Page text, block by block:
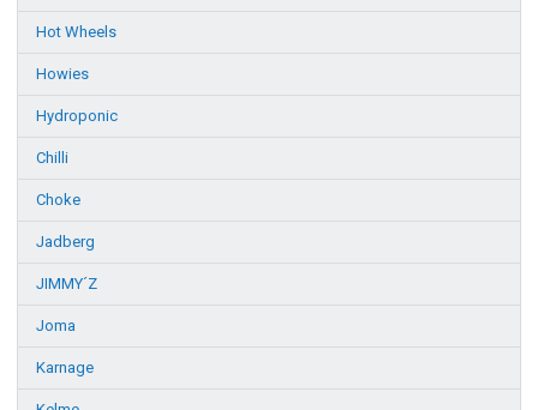
Hot Wheels
Howies
Hydroponic
Chilli
Choke
Jadberg
JIMMY´Z
Joma
Karnage